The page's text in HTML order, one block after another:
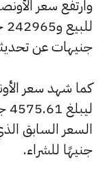
جنيهات عن
جنيهًا للشراء.